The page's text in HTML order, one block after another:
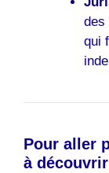
des
qui
Pour aller
à découvrir